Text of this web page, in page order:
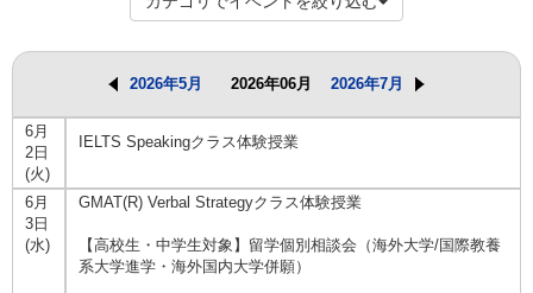
2026年5月 2026年06月 2026年7月
6月
2日
(火)
IELTS Speakingクラス体験授業
6月
3日
(水)
GMAT(R) Verbal Strategyクラス体験授業
【高校生・中学生対象】留学個別相談会（海外大学/国際教養
系大学進学・海外国内大学併願）